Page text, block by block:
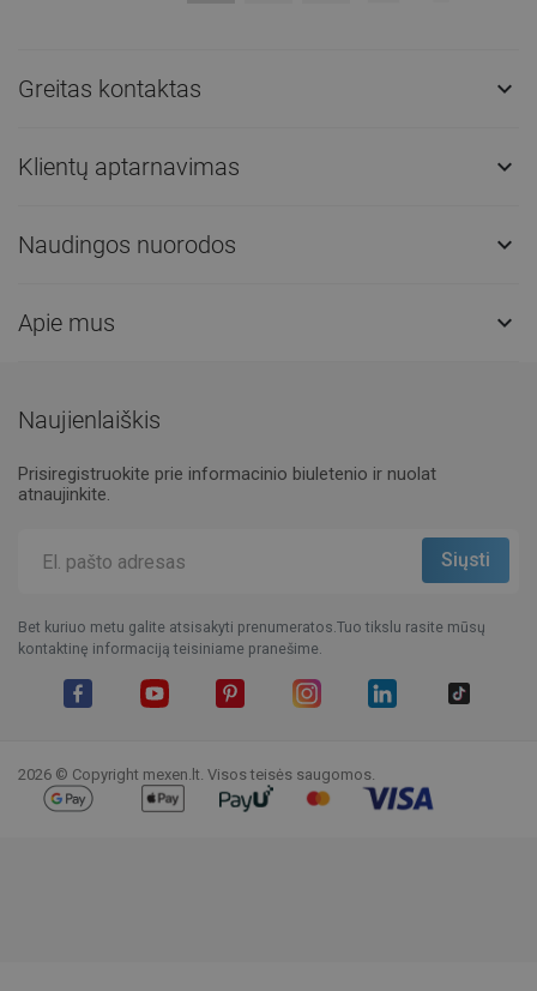
Greitas kontaktas 
Klientų aptarnavimas 
Naudingos nuorodos 
Apie mus 
Naujienlaiškis
Prisiregistruokite prie informacinio biuletenio ir nuolat
atnaujinkite.
Bet kuriuo metu galite atsisakyti prenumeratos.Tuo tikslu rasite mūsų
kontaktinę informaciją teisiniame pranešime.
2026 © Copyright mexen.lt. Visos teisės saugomos.